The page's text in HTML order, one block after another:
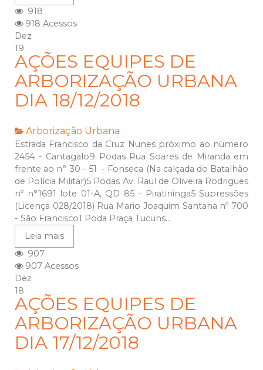
918
918 Acessos
Dez
19
AÇÕES EQUIPES DE
ARBORIZAÇÃO URBANA
DIA 18/12/2018
Arborização Urbana
Estrada Francisco da Cruz Nunes próximo ao número
2454 - Cantagalo9 Podas Rua Soares de Miranda em
frente ao n° 30 - 51 - Fonseca (Na calçada do Batalhão
de Polícia Militar)5 Podas Av. Raul de Oliveira Rodrigues
nº n°1691 lote 01-A, QD 85 - Piratininga5 Supressões
(Licença 028/2018) Rua Mario Joaquim Santana nº 700
- São Francisco1 Poda Praça Tucuns...
Leia mais
907
907 Acessos
Dez
18
AÇÕES EQUIPES DE
ARBORIZAÇÃO URBANA
DIA 17/12/2018